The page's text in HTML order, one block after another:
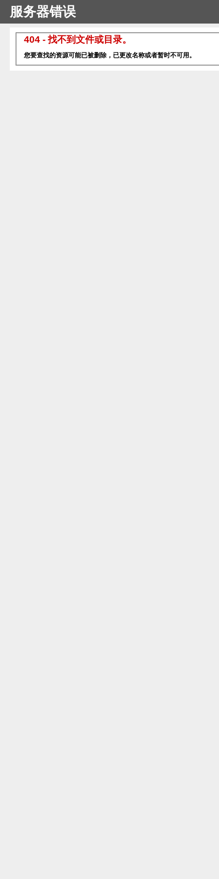
服务器错误
404 - 找不到文件或目录。
您要查找的资源可能已被删除，已更改名称或者暂时不可用。